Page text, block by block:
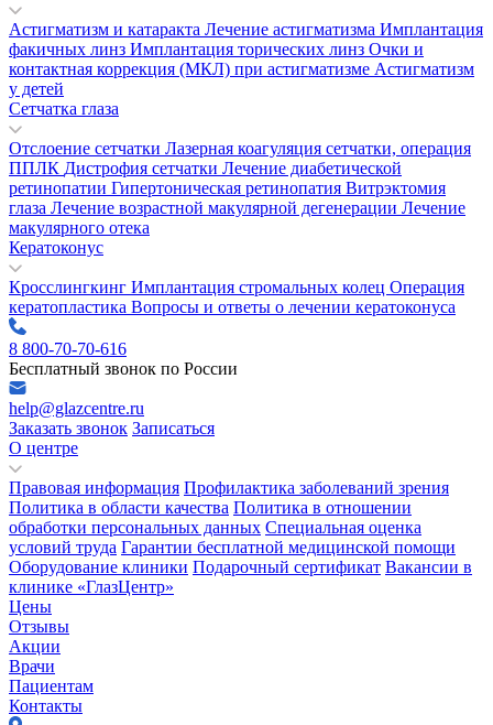
Астигматизм и катаракта Лечение астигматизма Имплантация
факичных линз Имплантация торических линз Очки и
контактная коррекция (МКЛ) при астигматизме Астигматизм
у детей
Сетчатка глаза
Отслоение сетчатки Лазерная коагуляция сетчатки, операция
ППЛК Дистрофия сетчатки Лечение диабетической
ретинопатии Гипертоническая ретинопатия Витрэктомия
глаза Лечение возрастной макулярной дегенерации Лечение
макулярного отека
Кератоконус
Кросслингкинг Имплантация стромальных колец Операция
кератопластика Вопросы и ответы о лечении кератоконуса
8 800-70-70-616
Бесплатный звонок по России
help@glazcentre.ru
Заказать звонок Записаться
О центре
Правовая информация Профилактика заболеваний зрения
Политика в области качества Политика в отношении
обработки персональных данных Специальная оценка
условий труда Гарантии бесплатной медицинской помощи
Оборудование клиники Подарочный сертификат Вакансии в
клинике «ГлазЦентр»
Цены
Отзывы
Акции
Врачи
Пациентам
Контакты